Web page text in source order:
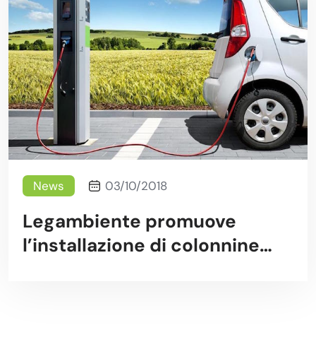
News 03/10/2018
Legambiente promuove
l’installazione di colonnine